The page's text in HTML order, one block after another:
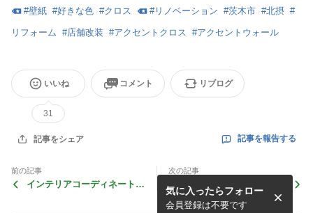
#壁紙 #好きな色 #クロス #リノベーション #茨木市 #北摂 #
リフォーム #店舗改装 #アクセントクロス #アクセントウォール
いいね
31
コメント リブログ
記事をシェア 記事を報告する
前の記事
インテリアコーディネートサ
次の記事
やばいくらいにイライラした
こと
気に入ったらフォロー
会員登録は不要です